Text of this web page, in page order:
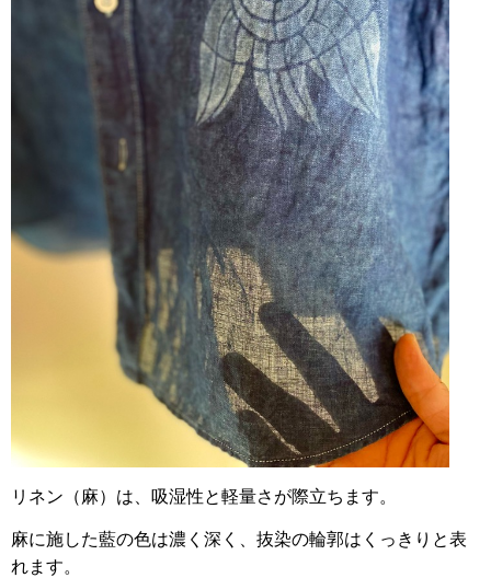
リネン（麻）は、吸湿性と軽量さが際立ちます。
麻に施した藍の色は濃く深く、抜染の輪郭はくっきりと表
れます。